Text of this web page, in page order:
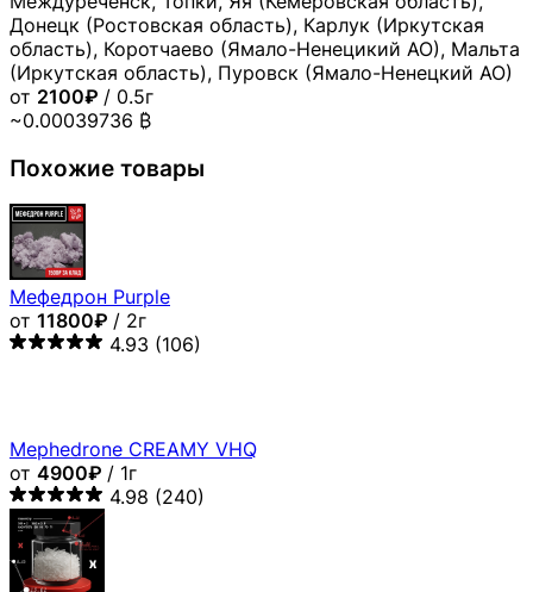
Донецк (Ростовская область), Карлук (Иркутская
область), Коротчаево (Ямало-Ненецикий АО), Мальта
(Иркутская область), Пуровск (Ямало-Ненецкий АО)
от 2100₽ / 0.5г
~0.00039736 ₿
Похожие товары
Мефедрон Purple
от 11800₽ / 2г
4.93 (106)
Mephedrone CREAMY VHQ
от 4900₽ / 1г
4.98 (240)